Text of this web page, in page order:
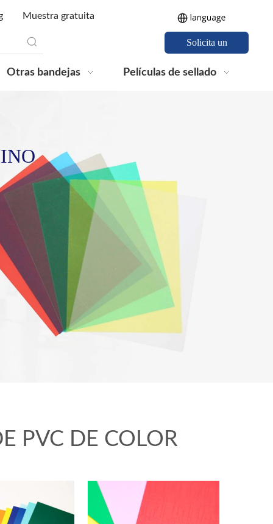
Muestra gratuita
Solicita un
Otras bandejas Películas de sellado
PVC DE COLOR